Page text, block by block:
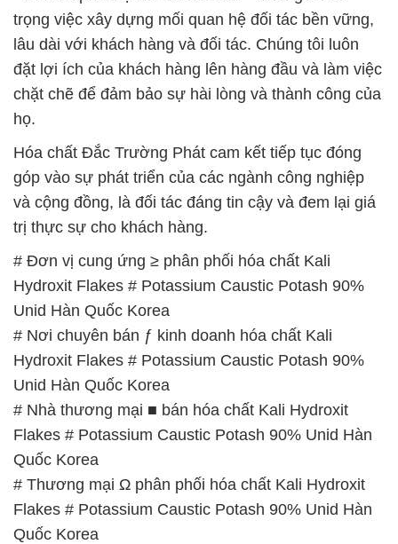
trọng việc xây dựng mối quan hệ đối tác bền vững,
lâu dài với khách hàng và đối tác. Chúng tôi luôn
đặt lợi ích của khách hàng lên hàng đầu và làm việc
chặt chẽ để đảm bảo sự hài lòng và thành công của
họ.
Hóa chất Đắc Trường Phát cam kết tiếp tục đóng
góp vào sự phát triển của các ngành công nghiệp
và cộng đồng, là đối tác đáng tin cậy và đem lại giá
trị thực sự cho khách hàng.
# Đơn vị cung ứng ≥ phân phối hóa chất Kali
Hydroxit Flakes # Potassium Caustic Potash 90%
Unid Hàn Quốc Korea
# Nơi chuyên bán ƒ kinh doanh hóa chất Kali
Hydroxit Flakes # Potassium Caustic Potash 90%
Unid Hàn Quốc Korea
# Nhà thương mại ■ bán hóa chất Kali Hydroxit
Flakes # Potassium Caustic Potash 90% Unid Hàn
Quốc Korea
# Thương mại Ω phân phối hóa chất Kali Hydroxit
Flakes # Potassium Caustic Potash 90% Unid Hàn
Quốc Korea